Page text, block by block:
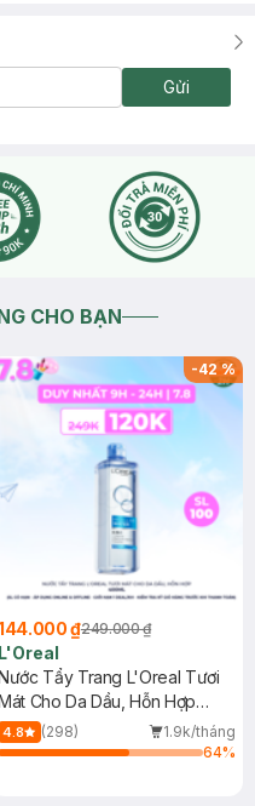
Gửi
CHO BẠN
-42%
₫249.000 ₫
L'Oreal
Tẩy Trang L'Oreal Tươi
Cho Da Dầu, Hỗn Hợp
4.8 (298)
1.9k/tháng
64%